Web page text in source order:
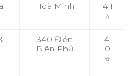
Hoà Minh
4.1
⭐
340 Điện
Biên Phủ
4.
0
⭐